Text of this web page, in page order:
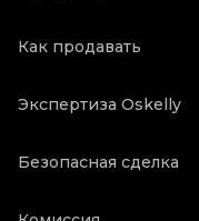
Как продавать
Экспертиза Oskelly
Безопасная сделка